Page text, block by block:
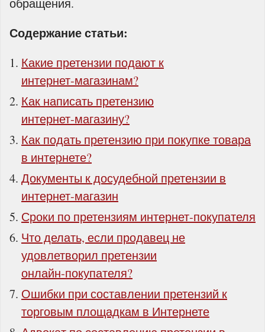
обращения.
Содержание статьи:
Какие претензии подают к
интернет‑магазинам?
Как написать претензию
интернет‑магазину?
Как подать претензию при покупке товара
в интернете?
Документы к досудебной претензии в
интернет‑магазин
Сроки по претензиям интернет‑покупателя
Что делать, если продавец не
удовлетворил претензии
онлайн‑покупателя?
Ошибки при составлении претензий к
торговым площадкам в Интернете